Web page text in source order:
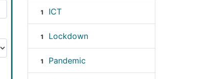
1 ICT
1 Lockdown
1 Pandemic